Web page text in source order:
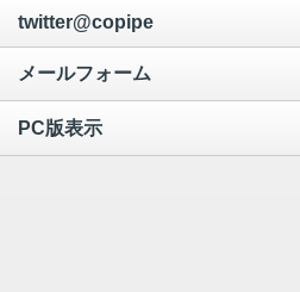
twitter@copipe
メールフォーム
PC版表示